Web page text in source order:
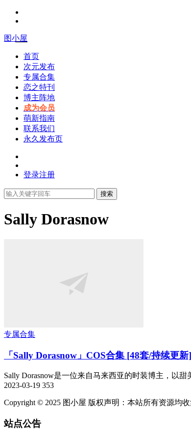
图小屋
首页
次元发布
专属合集
恋之特刊
博主阵地
成为会员
萌新指南
联系我们
永久发布页
登录注册
搜索
Sally Dorasnow
专属合集
「Sally Dorasnow」COS合集 [48套/持续更新]
Sally Dorasnow是一位来自马来西亚的时装博主，以
2023-03-19 353
Copyright © 2025 图小屋 版权声明：本站所有资源均
站点公告